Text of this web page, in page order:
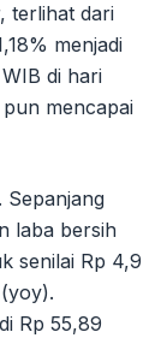
terlihat dari
menjadi
di hari
mencapai
Sepanjang
laba bersih
senilai Rp 4,9
Rp 55,89